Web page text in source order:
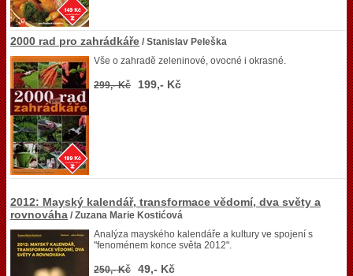
2000 rad pro zahrádkáře / Stanislav Peleška
Vše o zahradě zeleninové, ovocné i okrasné.
299,- Kč 199,- Kč
2012: Mayský kalendář, transformace vědomí, dva světy a
rovnováha / Zuzana Marie Kostićová
Analýza mayského kalendáře a kultury ve spojení s
"fenoménem konce světa 2012".
250,- Kč 49,- Kč